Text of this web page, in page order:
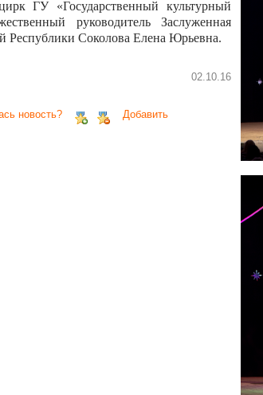
ГУ «Государственный культурный
руководитель Заслуженная
Республики Соколова Елена Юрьевна.
02.10.16
новость?
Добавить